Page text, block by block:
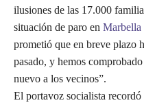
ilusiones de las 17.000
situación de paro en Marbella
prometió que en breve plazo
pasado, y hemos
nuevo a los vecinos”.
El portavoz socialista recordó